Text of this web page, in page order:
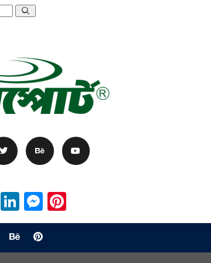
Telegram
LinkedIn
Messenger